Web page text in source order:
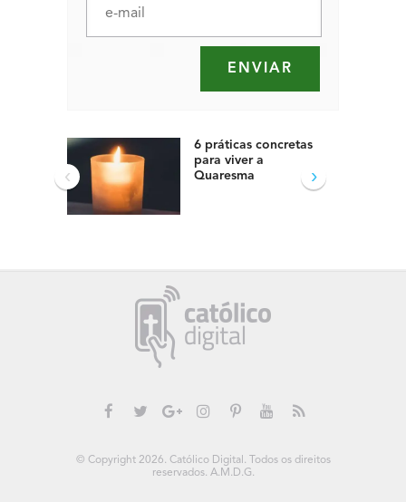
6 práticas concretas
para viver a
Quaresma
‹ ›
© Copyright 2026. Católico Digital. Todos os direitos
reservados. A.M.D.G.